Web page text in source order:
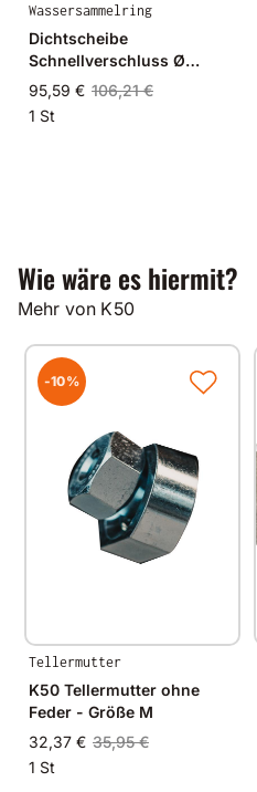
Wassersammelring
Dichtscheibe
Schnellverschluss Ø
200mm
95,59 € 106,21 €
1 St
Wie wäre es hiermit?
Mehr von K50
-10%
Tellermutter
K50 Tellermutter ohne
Feder - Größe M
32,37 € 35,95 €
1 St